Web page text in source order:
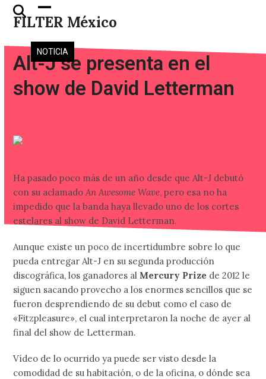
Skip
FILTER México
Open
mobile
menu
Close
mobile
menu
NOTICIA
Alt-J se presenta en el
show de David Letterman
Ha pasado poco más de un año desde que Alt-J debutó
con su aclamadoAn Awesome Wave, pero esa no ha
impedido que la banda haya llevado uno de los cortes
estelares al show de David Letterman.
Aunque existe un poco de incertidumbre sobre lo que
pueda entregar Alt-J en su segunda producción
discográfica, los ganadores al Mercury Prize de 2012 le
siguen sacando provecho a los enormes sencillos que se
fueron desprendiendo de su debut como el caso de
«Fitzpleasure», el cual interpretaron la noche de ayer al
final del show de Letterman.
Vídeo de lo ocurrido ya puede ser visto desde la
comodidad de su habitación, o de la oficina, o dónde sea